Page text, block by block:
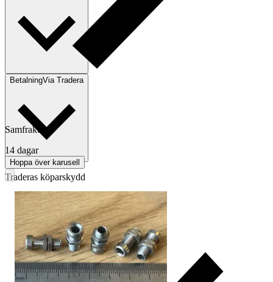
BetalningVia Tradera
Traderas köparskydd
Samfrakt
14 dagar
Hoppa över karusell